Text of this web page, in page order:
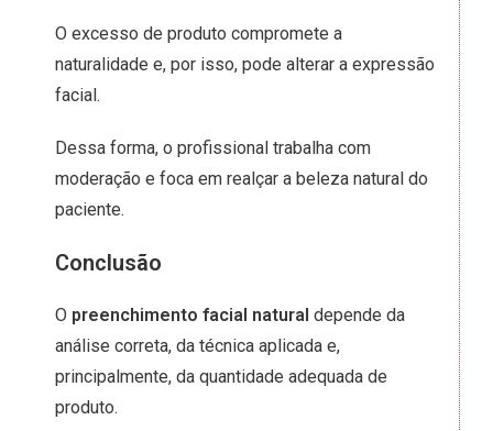
O excesso de produto compromete a
naturalidade e, por isso, pode alterar a expressão
facial.
Dessa forma, o profissional trabalha com
moderação e foca em realçar a beleza natural do
paciente.
Conclusão
O preenchimento facial natural depende da
análise correta, da técnica aplicada e,
principalmente, da quantidade adequada de
produto.